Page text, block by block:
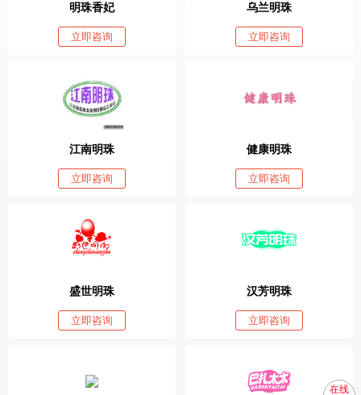
明珠香妃
立即咨询
乌兰明珠
立即咨询
江南明珠
立即咨询
健康明珠
立即咨询
盛世明珠
立即咨询
汉芳明珠
立即咨询
在线